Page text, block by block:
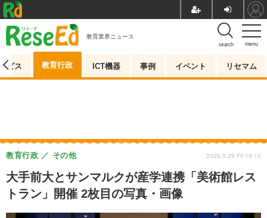
menu
search
教育業界ニュース
ビス 教育行政 ICT機器 事例 イベント リセマム
大手前大とサンマルクが産学連携「美術館レス
トラン」開催 2枚目の写真・画像
教育行政 その他 2026.5.29 Fri 19:15